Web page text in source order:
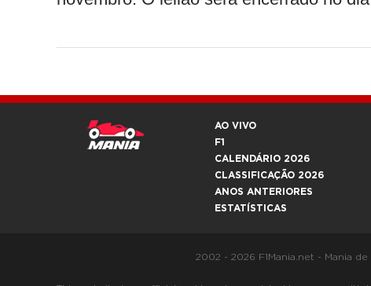
AO VIVO
F1
CALENDÁRIO 2026
CLASSIFICAÇÃO 2026
ANOS ANTERIORES
ESTATÍSTICAS
2002 - 2026 F1Mania.net - Mania